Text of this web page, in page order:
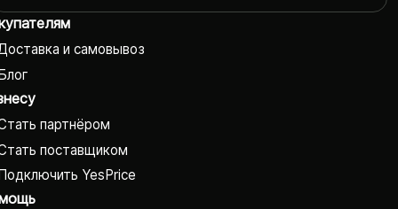
и самовывоз
партнёром
поставщиком
YesPrice